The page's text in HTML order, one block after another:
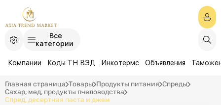
Компании Коды ТН ВЭД Инкотермс Объявления
Все
категории
Главная страница Товары Продукты питания Спреды
Сахар, мед, продукты пчеловодства
Спред, десертная паста и джем